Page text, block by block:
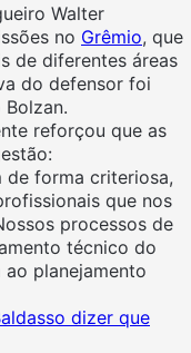
Walter
no Grêmio, que
de diferentes áreas
do defensor foi
reforçou que as
de forma criteriosa,
que nos
processos de
técnico do
planejamento
dizer que